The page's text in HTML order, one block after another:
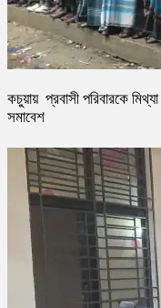
কচুয়ায় প্রবাসী পরিবারকে
সমাবেশ